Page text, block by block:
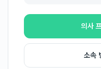
의사
소속